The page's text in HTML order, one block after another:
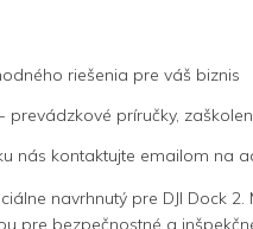
riešenia pre váš biznis
prevádzkové príručky,
nás kontaktujte emailom na
navrhnutý pre DJI
pre bezpečnostné a